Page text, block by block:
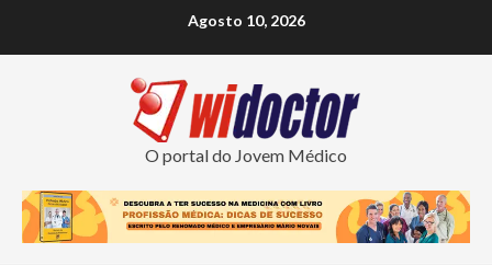
Agosto 10, 2026
O portal do Jovem Médico